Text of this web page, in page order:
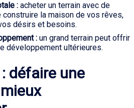
: acheter un terrain avec de
la maison de vos rêves,
désirs et besoins.
: un grand terrain peut offrir
développement ultérieures.
défaire une